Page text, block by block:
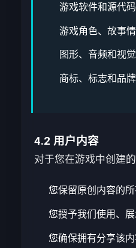
游戏软件和源代码
游戏角色、故事
图形、音频和视
商标、标志和品
4.2 用户内容
对于您在游戏中创建的
您保留原创内容的
您授予我们使用、
您确保拥有分享该